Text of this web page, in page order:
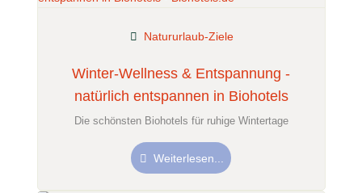
Winter-Wellness & Entspannung -
natürlich entspannen in Biohotels
Natururlaub-Ziele
Die schönsten Biohotels für ruhige Wintertage
Weiterlesen...